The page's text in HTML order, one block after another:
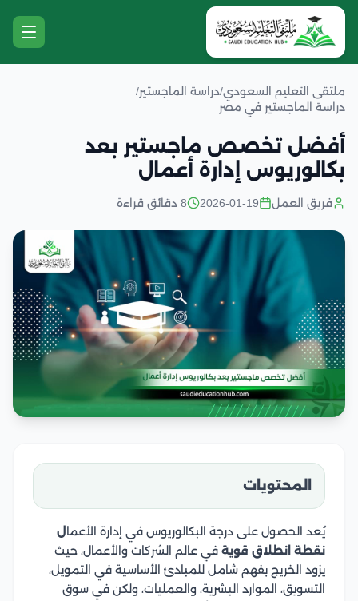
ملتقى التعليم السعودي/دراسة الماجستير/
دراسة الماجستير في مصر
أفضل تخصص ماجستير بعد
بكالوريوس إدارة أعمال
فريق العمل 2026-01-19 8 دقائق قراءة
المحتويات
يُعد الحصول على درجة البكالوريوس في إدارة الأعمال
نقطة انطلاق قوية في عالم الشركات والأعمال، حيث
يزود الخريج بفهم شامل للمبادئ الأساسية في التمويل،
التسويق، الموارد البشرية، والعمليات، ولكن في سوق